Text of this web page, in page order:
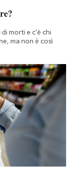
morti e c'è chi
ma non è così